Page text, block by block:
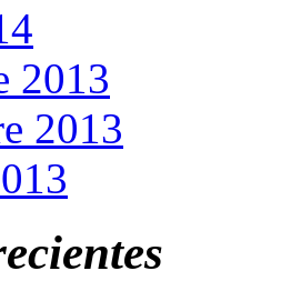
2013
2013